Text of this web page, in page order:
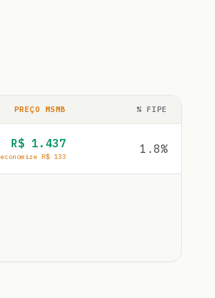
PREÇO MSMB % FIPE
R$ 1.437
economize R$ 133
1.8%